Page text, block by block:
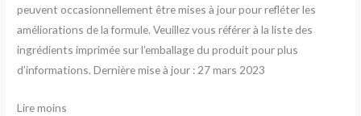
peuvent occasionnellement être mises à jour pour refléter les
améliorations de la formule. Veuillez vous référer à la liste des
ingrédients imprimée sur l’emballage du produit pour plus
d’informations. Dernière mise à jour : 27 mars 2023
Lire moins